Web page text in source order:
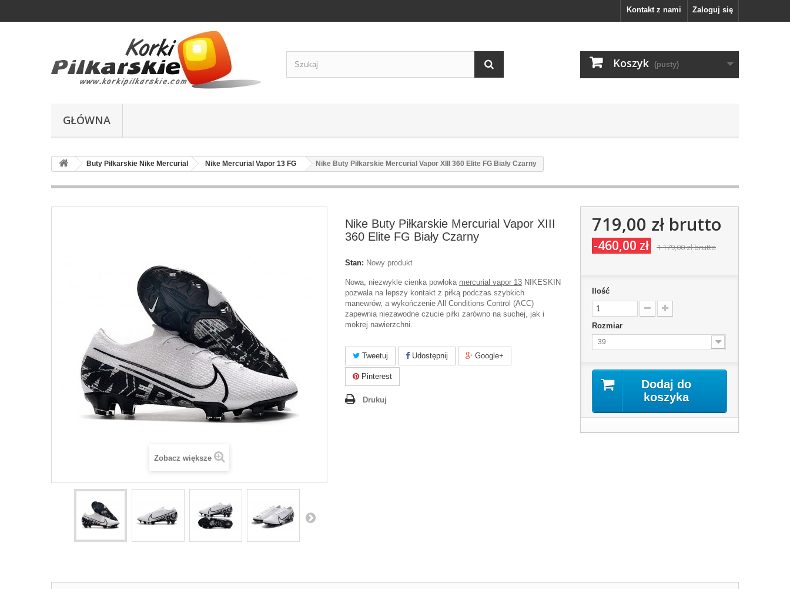
Zaloguj się
Kontakt z nami
Koszyk (pusty)
GŁÓWNA
Buty Piłkarskie Nike Mercurial Nike Mercurial Vapor 13 FG Nike Buty Piłkarskie Mercurial Vapor XIII 360 Elite FG Biały Czarny
Zobacz większe
Nike Buty Piłkarskie Mercurial Vapor XIII
360 Elite FG Biały Czarny
Stan: Nowy produkt
Nowa, niezwykle cienka powłoka mercurial vapor 13 NIKESKIN
pozwala na lepszy kontakt z piłką podczas szybkich
manewrów, a wykończenie All Conditions Control (ACC)
zapewnia niezawodne czucie piłki zarówno na suchej, jak i
mokrej nawierzchni.
Tweetuj Udostępnij Google+
Pinterest
Drukuj
719,00 złbrutto
-460,00 zł 1 179,00 złbrutto
Ilość
Rozmiar
39
Dodaj do
koszyka